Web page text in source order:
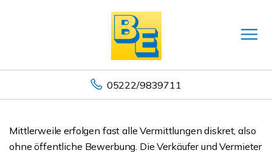
05222/9839711
Mittlerweile erfolgen fast alle Vermittlungen diskret, also
ohne öffentliche Bewerbung. Die Verkäufer und Vermieter